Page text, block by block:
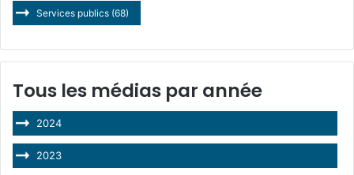
Services publics (68)
Tous les médias par année
2024
2023